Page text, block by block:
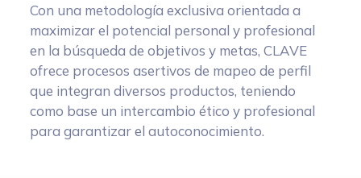
Con una metodología exclusiva orientada a
maximizar el potencial personal y profesional
en la búsqueda de objetivos y metas, CLAVE
ofrece procesos asertivos de mapeo de perfil
que integran diversos productos, teniendo
como base un intercambio ético y profesional
para garantizar el autoconocimiento.